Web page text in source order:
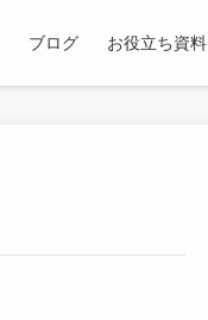
ブログ お役立ち資料